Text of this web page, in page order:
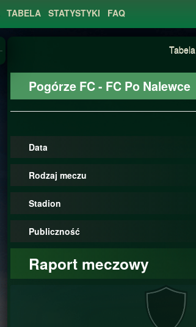
TABELA STATYSTYKI FAQ
Tabela
Pogórze FC - FC Po Nalewce
Data
Rodzaj meczu
Stadion
Publiczność
Raport meczowy